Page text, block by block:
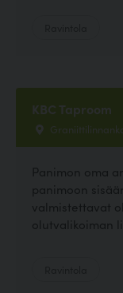
KBC Taproom
Panimon oma
panimoon
valmistettavat
olutvalikoiman